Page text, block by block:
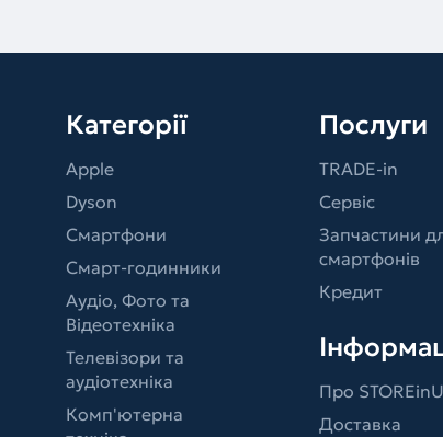
Категорії
Apple
Dyson
Смартфони
Смарт-годинники
Аудіо, Фото та
Відеотехніка
Телевізори та
аудіотехніка
Комп'ютерна
Послуги
TRADE-in
Сервіс
Запчастини
смартфонів
Кредит
Про
Доставка